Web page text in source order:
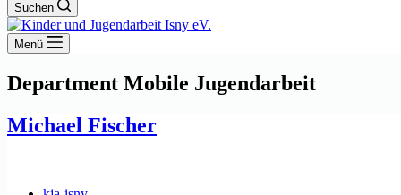
Suchen
Menü
Department Mobile Jugendarbeit
Michael Fischer